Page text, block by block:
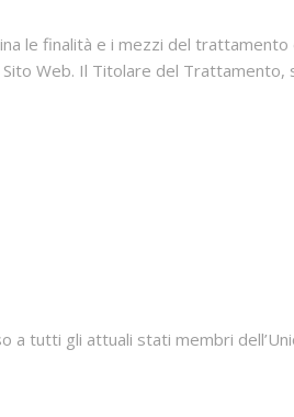
le finalità e i mezzi del trattamento
Web. Il Titolare del Trattamento,
a tutti gli attuali stati membri